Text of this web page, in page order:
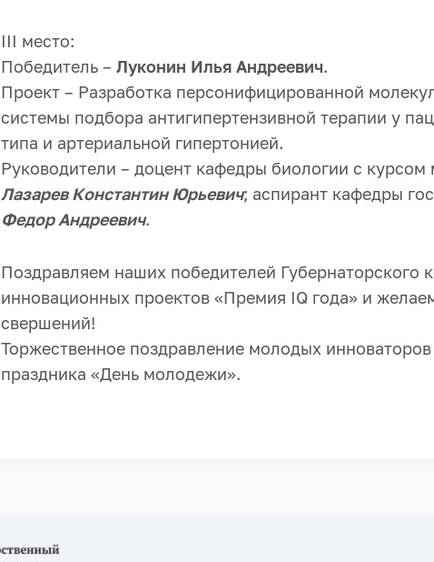
III место:
Победитель – Луконин Илья Андреевич.
Проект – Разработка персонифицированной
системы подбора антигипертензивной терапии у
типа и артериальной гипертонией.
Руководители – доцент кафедры биологии с курсом
Лазарев Константин Юрьевич; аспирант кафедры
Федор Андреевич.
Поздравляем наших победителей Губернаторского
инновационных проектов «Премия IQ года» и
свершений!
Торжественное поздравление молодых
праздника «День молодежи».